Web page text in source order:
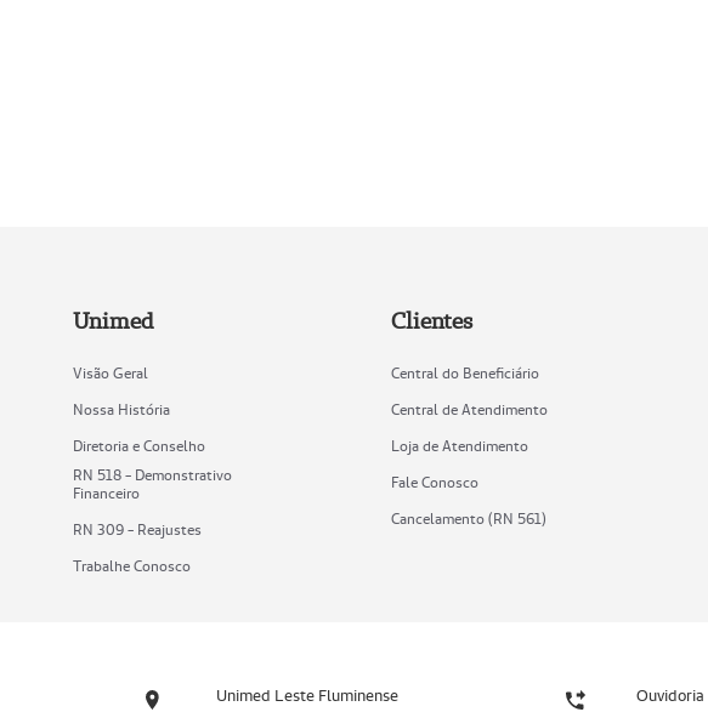
Unimed
Visão Geral
Nossa História
Diretoria e Conselho
RN 518 - Demonstrativo
Financeiro
RN 309 - Reajustes
Trabalhe Conosco
Clientes
Central do Beneficiário
Central de Atendimento
Loja de Atendimento
Fale Conosco
Cancelamento (RN 561)
Unimed Leste Fluminense Ouvidoria